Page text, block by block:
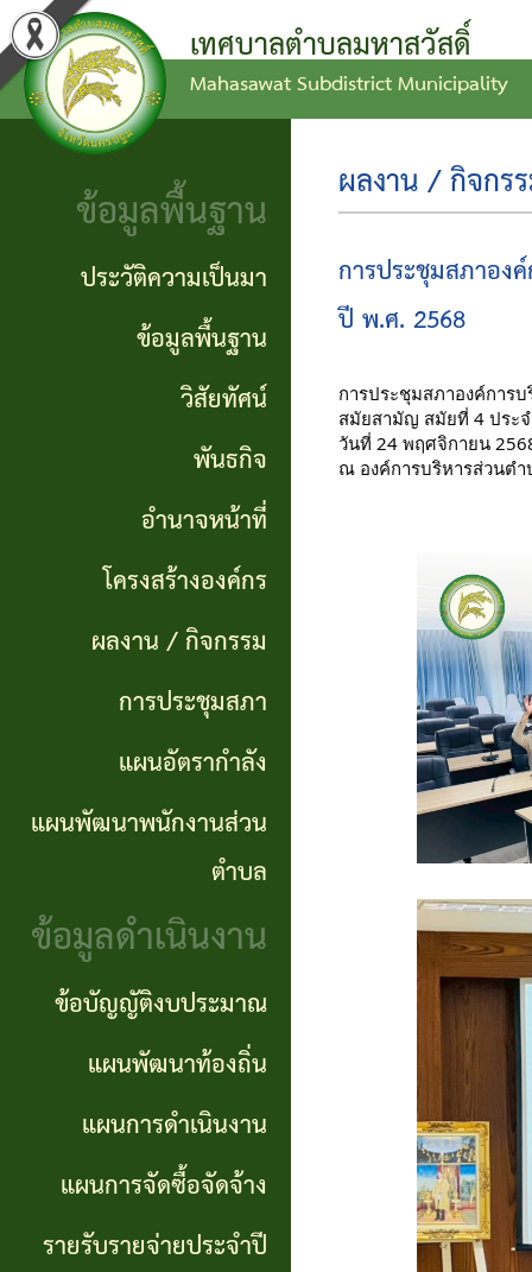
ข่าว
ประกาศ
ทั่วไป
ประกาศ
จัดซื้อ
จัดจ้าง
รายงาน
จัดซื้อ
จัดจ้าง
ข่าว
จัด
ซื้อ
จ้าง
ภาค
รัฐ
(e-
GP)
คู่มือ
การ
ข้อ
งบ
ประมาณ
แผน
พัฒนา
แผนการ
ดำเนิน
งาน
แผนการ
จัดซื้อ
ราย
จ่าย
ประจำ
ปี
รายงาน
ผลการ
ดำเนิน
ประวัติ
เป็นมา
ข้อมูล
พื้น
ฐาน
กิจ
หน้าที่
โครงสร้าง
องค์กร
/
กิจกรรม
การ
ประชุม
สภา
แผน
เทศบาลตำบลมหาสวัสดิ์
Mahasawat Subdistrict Municipality
ข้อมูลพื้นฐาน
ประวัติความเป็นมา
ข้อมูลพื้นฐาน
วิสัยทัศน์
พันธกิจ
อำนาจหน้าที่
โครงสร้างองค์กร
ผลงาน / กิจกรรม
การประชุมสภา
แผนอัตรากำลัง
แผนพัฒนาพนักงานส่วน
ตำบล
ข้อมูลดำเนินงาน
ข้อบัญญัติงบประมาณ
แผนพัฒนาท้องถิ่น
แผนการดำเนินงาน
แผนการจัดซื้อจัดจ้าง
รายรับรายจ่ายประจำปี
ผลงาน / กิจกร
การประชุมสภาอ
ปี พ.ศ. 2568
การประชุมสภาองค์การ
สมัยสามัญ สมัยที่ 4 ประ
วันที่ 24 พฤศจิกายน
ณ องค์การบริหารส่วนต